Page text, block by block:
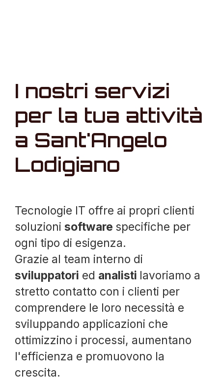
I nostri servizi
per la tua attività
a Sant'Angelo
Lodigiano
Tecnologie IT offre ai propri clienti
soluzioni software specifiche per
ogni tipo di esigenza.
Grazie al team interno di
sviluppatori ed analisti lavoriamo a
stretto contatto con i clienti per
comprendere le loro necessità e
sviluppando applicazioni che
ottimizzino i processi, aumentano
l'efficienza e promuovono la
crescita.